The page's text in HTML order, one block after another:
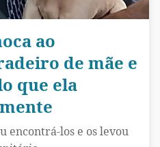
ao
de mãe e
que ela
encontrá-los e os levou